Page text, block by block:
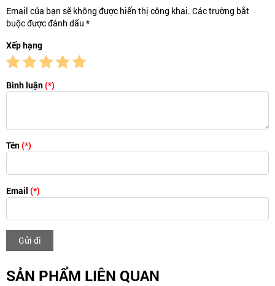
Email của bạn sẽ không được hiển thị công khai. Các trường bắt
buộc được đánh dấu *
Xếp hạng
Bình luận(*)
Tên(*)
Email (*)
Gửi đi
SẢN PHẨM LIÊN QUAN